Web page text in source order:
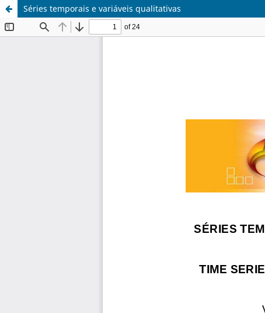
Séries temporais e variáveis qualitativas